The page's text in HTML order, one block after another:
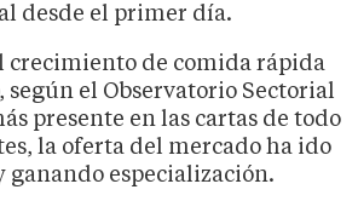
desde el primer día.
crecimiento de comida rápida
según el Observatorio Sectorial
presente en las cartas de todo
la oferta del mercado ha ido
ganando especialización.